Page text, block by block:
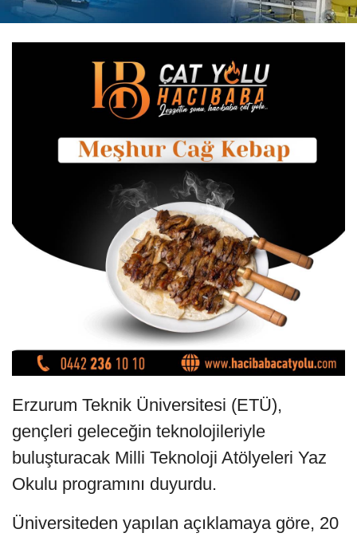
Erzurum Teknik Üniversitesi (ETÜ),
gençleri geleceğin teknolojileriyle
buluşturacak Milli Teknoloji Atölyeleri Yaz
Okulu programını duyurdu.
Üniversiteden yapılan açıklamaya göre, 20